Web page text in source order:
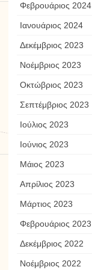
Φεβρουάριος 2024
Ιανουάριος 2024
Δεκέμβριος 2023
Νοέμβριος 2023
Οκτώβριος 2023
Σεπτέμβριος 2023
Ιούλιος 2023
Ιούνιος 2023
Μάιος 2023
Απρίλιος 2023
Μάρτιος 2023
Φεβρουάριος 2023
Δεκέμβριος 2022
Νοέμβριος 2022